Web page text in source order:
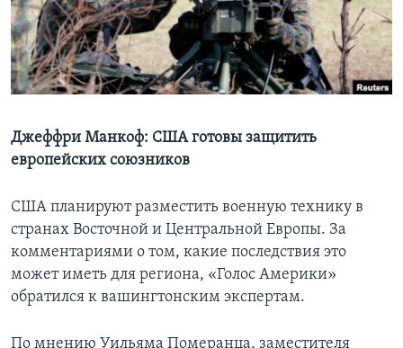
Learning English
СОЦИАЛЬНЫЕ СЕТИ
Языки
Джеффри Манкоф: США готовы защитить
европейских союзников
США планируют разместить военную технику в
странах Восточной и Центральной Европы. За
комментариями о том, какие последствия это
может иметь для региона, «Голос Америки»
обратился к вашингтонским экспертам.
По мнению Уильяма Померанца, заместителя